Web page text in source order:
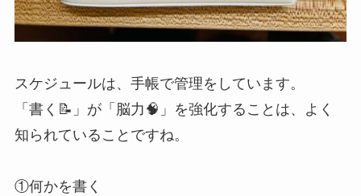
スケジュールは、手帳で管理をしています。
「書く📝」が「脳力🧠」を強化することは、よく
知られていることですね。
①何かを書く